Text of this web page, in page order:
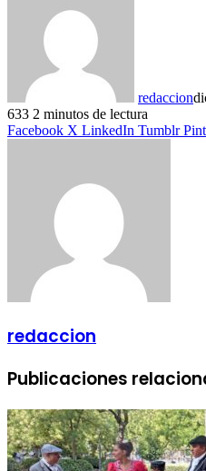
redaccion
633 2 minutos de lectura
Facebook X LinkedIn Tumblr
redaccion
Publicaciones